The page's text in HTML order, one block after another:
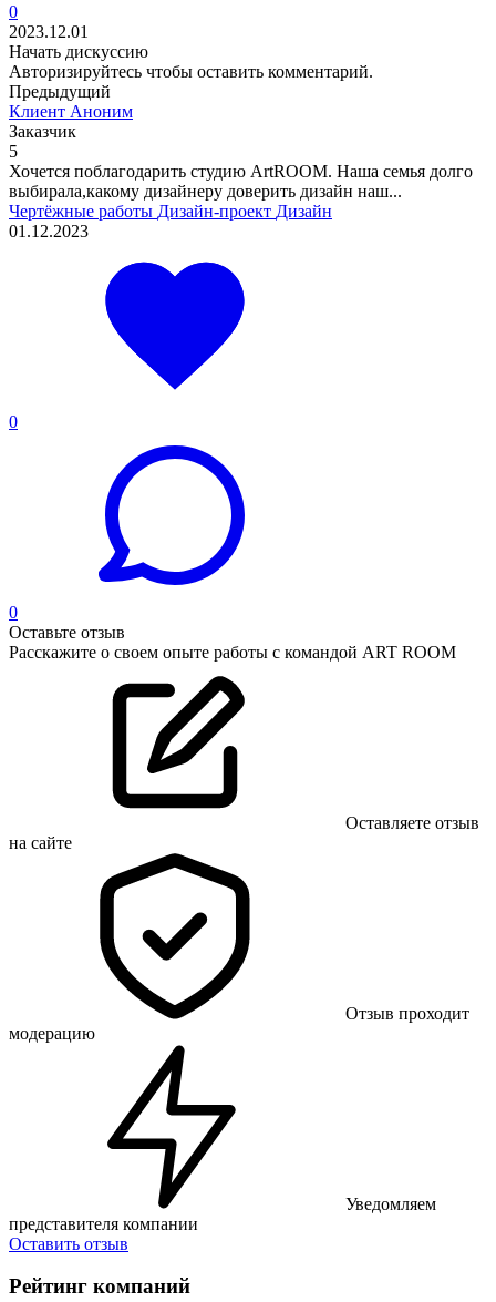
0
2023.12.01
Начать дискуссию
Авторизируйтесь чтобы оставить комментарий.
Предыдущий
Клиент Аноним
Заказчик
5
Хочется поблагодарить студию ArtROOM. Наша семья долго
выбирала,какому дизайнеру доверить дизайн наш...
Чертёжные работы Дизайн-проект Дизайн
01.12.2023
0
0
Оставьте отзыв
Расскажите о своем опыте работы с командой ART ROOM
Оставляете отзыв
на сайте
Отзыв проходит
модерацию
Уведомляем
представителя компании
Оставить отзыв
Рейтинг компаний